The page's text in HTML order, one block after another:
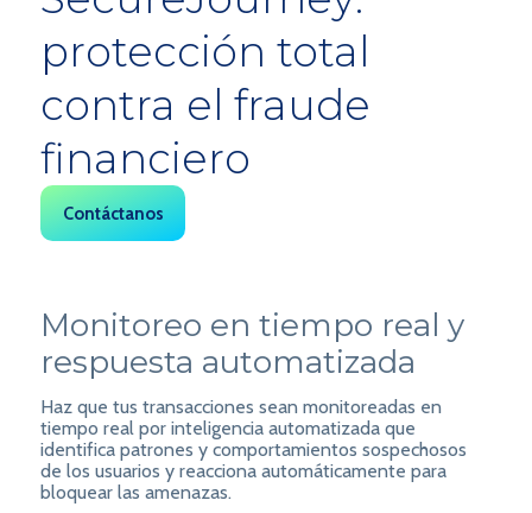
protección total
contra el fraude
financiero
Contáctanos
Monitoreo en tiempo real y
respuesta automatizada
Haz que tus transacciones sean monitoreadas en
tiempo real por inteligencia automatizada que
identifica patrones y comportamientos sospechosos
de los usuarios y reacciona automáticamente para
bloquear las amenazas.